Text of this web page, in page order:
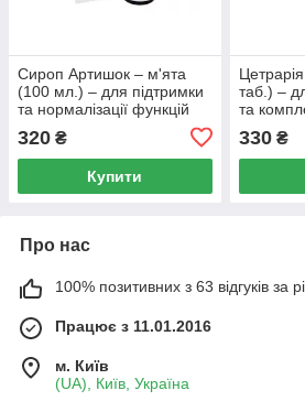
Сироп Артишок – м'ята
(100 мл.) – для підтримки
та нормалізації функцій
шляхів.
320 ₴
Купити
таб.) –
та
330₴
Про нас
100% позитивних з 63 відгуків за
Працює з 11.01.2016
м. Київ
(UA), Київ, Україна